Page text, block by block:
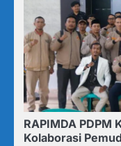
RAPIMDA PDPM
Kolaborasi